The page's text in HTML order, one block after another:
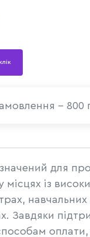
- 800
для
місцях із
навчальних
Завдяки